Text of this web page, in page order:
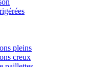
pleins
creux